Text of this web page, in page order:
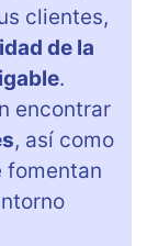
clientes,
de la
.
encontrar
, así como
fomentan